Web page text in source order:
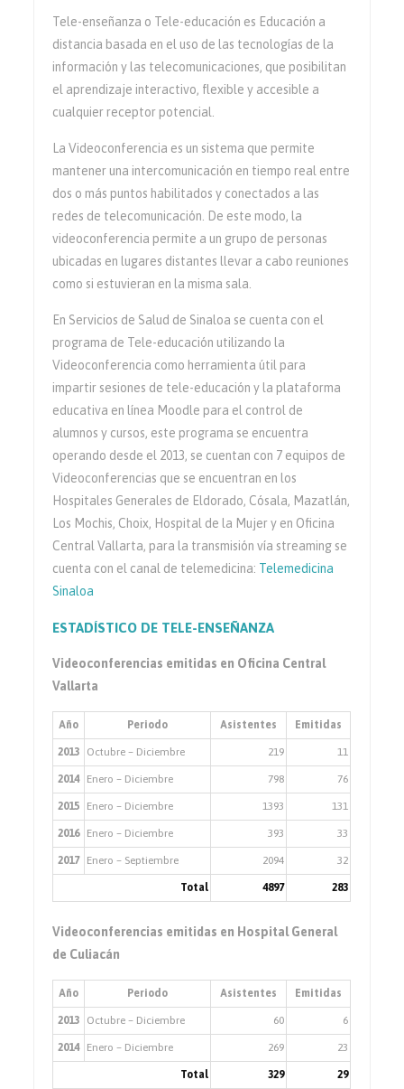
Tele-enseñanza o Tele-educación es Educación a
distancia basada en el uso de las tecnologías de la
información y las telecomunicaciones, que posibilitan
el aprendizaje interactivo, flexible y accesible a
cualquier receptor potencial.
La Videoconferencia es un sistema que permite
mantener una intercomunicación en tiempo real entre
dos o más puntos habilitados y conectados a las
redes de telecomunicación. De este modo, la
videoconferencia permite a un grupo de personas
ubicadas en lugares distantes llevar a cabo reuniones
como si estuvieran en la misma sala.
En Servicios de Salud de Sinaloa se cuenta con el
programa de Tele-educación utilizando la
Videoconferencia como herramienta útil para
impartir sesiones de tele-educación y la plataforma
educativa en línea Moodle para el control de
alumnos y cursos, este programa se encuentra
operando desde el 2013, se cuentan con 7 equipos de
Videoconferencias que se encuentran en los
Hospitales Generales de Eldorado, Cósala, Mazatlán,
Los Mochis, Choix, Hospital de la Mujer y en Oficina
Central Vallarta, para la transmisión vía streaming se
cuenta con el canal de telemedicina: Telemedicina
Sinaloa
ESTADÍSTICO DE TELE-ENSEÑANZA
Videoconferencias emitidas en Oficina Central
Vallarta
Año Periodo Asistentes Emitidas
2013 Octubre – Diciembre 219 11
2014 Enero – Diciembre 798 76
2015 Enero – Diciembre 1393 131
2016 Enero – Diciembre 393 33
2017 Enero – Septiembre 2094 32
Total 4897 283
Videoconferencias emitidas en Hospital General
de Culiacán
Año Periodo Asistentes Emitidas
2013 Octubre – Diciembre 60 6
2014 Enero – Diciembre 269 23
Total 329 29